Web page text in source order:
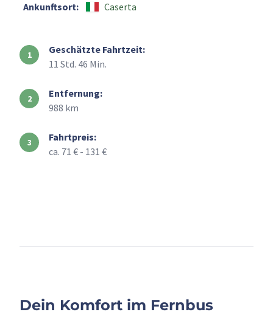
Ankunftsort:
Caserta
Geschätzte Fahrtzeit:
11 Std. 46 Min.
Entfernung:
988 km
Fahrtpreis:
ca. 71 € - 131 €
Dein Komfort im Fernbus